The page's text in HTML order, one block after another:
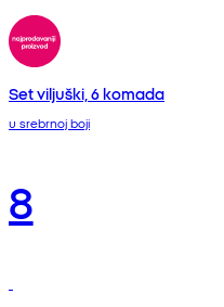
Set viljuški, 6 komada
u srebrnoj boji
8